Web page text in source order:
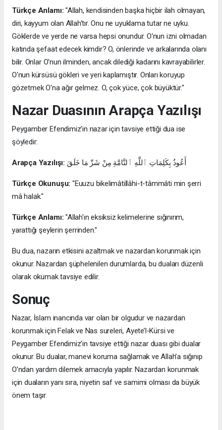
Türkçe Anlamı: "Allah, kendisinden başka hiçbir ilah olmayan,
diri, kayyum olan Allah'tır. Onu ne uyuklama tutar ne uyku.
Göklerde ve yerde ne varsa hepsi onundur. O'nun izni olmadan
katında şefaat edecek kimdir? O, önlerinde ve arkalarında olanı
bilir. Onlar O'nun ilminden, ancak dilediği kadarını kavrayabilirler.
O'nun kürsüsü gökleri ve yeri kaplamıştır. Onları koruyup
gözetmek O'na ağır gelmez. O, çok yüce, çok büyüktür."
Nazar Duasının Arapça Yazılışı
Peygamber Efendimiz’in nazar için tavsiye ettiği dua ise
şöyledir:
Arapça Yazılışı: أَعُوذُ بِكَلِمَاتِ ٱللَّهِ ٱلتَّامَّةِ مِنْ شَرِّ مَا خَلَقَ
Türkçe Okunuşu: "Euuzu bikelimâtillâhi-t-tâmmâti min şerri
mâ halak."
Türkçe Anlamı: "Allah'ın eksiksiz kelimelerine sığınırım,
yarattığı şeylerin şerrinden."
Bu dua, nazarın etkisini azaltmak ve nazardan korunmak için
okunur. Nazardan şüphelenilen durumlarda, bu duaları düzenli
olarak okumak tavsiye edilir.
Sonuç
Nazar, İslam inancında var olan bir olgudur ve nazardan
korunmak için Felak ve Nas sureleri, Ayete’l-Kürsi ve
Peygamber Efendimiz’in tavsiye ettiği nazar duası gibi dualar
okunur. Bu dualar, manevi koruma sağlamak ve Allah’a sığınıp
O’ndan yardım dilemek amacıyla yapılır. Nazardan korunmak
için duaların yanı sıra, niyetin saf ve samimi olması da büyük
önem taşır.